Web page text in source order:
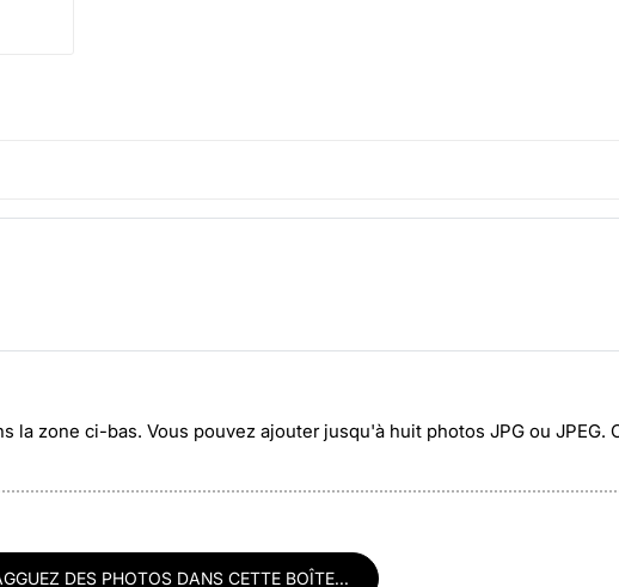
zone ci-bas. Vous pouvez ajouter jusqu'à huit photos JPG ou JPEG.
DES PHOTOS DANS CETTE BOÎTE...